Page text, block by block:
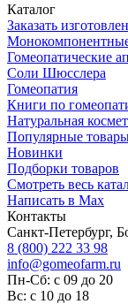
Каталог
Заказать
Гомеопатические
Соли Шюсслера
Гомеопатия
Книги по
Натуральная
Популярные
Новинки
Подборки товаров
Смотреть весь
Написать в Max
Контакты
Санкт-Петербург,
8 (800) 222 33 98
info@gomeofarm.ru
Пн-Сб: с 09 до 20
Вс: с 10 до 18